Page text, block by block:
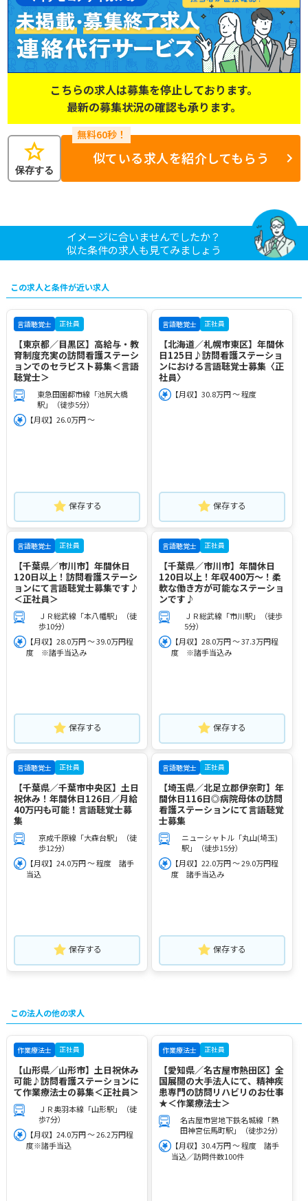
こちらの求人は募集を停止しております。
最新の募集状況の確認も承ります。
star
保存する
似ている求人を紹介してもらう
イメージに合いませんでしたか？
似た条件の求人も見てみましょう
この求人と条件が近い求人
言語聴覚士 正社員
【東京都／目黒区】高給与・教
育制度充実の訪問看護ステーシ
ョンでのセラピスト募集＜言語
聴覚士＞
東急田園都市線「池尻大橋
駅」（徒歩5分）
【月収】26.0万円 ～
保存する
言語聴覚士 正社員
【北海道／札幌市東区】年間休
日125日♪訪問看護ステーショ
ンにおける言語聴覚士募集〈正
社員〉
【月収】30.8万円 ～ 程度
保存する
言語聴覚士 正社員
【千葉県／市川市】年間休日
120日以上！訪問看護ステーシ
ョンにて言語聴覚士募集です♪
＜正社員＞
ＪＲ総武線「本八幡駅」（徒
歩10分）
【月収】28.0万円 ～ 39.0万円程
度 ※諸手当込み
保存する
言語聴覚士 正社員
【千葉県／市川市】年間休日
120日以上！年収400万～！柔
軟な働き方が可能なステーショ
ンです♪
ＪＲ総武線「市川駅」（徒歩
5分）
【月収】28.0万円 ～ 37.3万円程
度 ※諸手当込み
保存する
言語聴覚士 正社員
【千葉県／千葉市中央区】土日
祝休み！年間休日126日／月給
40万円も可能！言語聴覚士募
集
京成千原線「大森台駅」（徒
歩12分）
【月収】24.0万円 ～ 程度 諸手
当込
保存する
言語聴覚士 正社員
【埼玉県／北足立郡伊奈町】年
間休日116日◎病院母体の訪問
看護ステーションにて言語聴覚
士募集
ニューシャトル「丸山(埼玉)
駅」（徒歩15分）
【月収】22.0万円 ～ 29.0万円程
度 諸手当込み
保存する
この法人の他の求人
作業療法士 正社員
【山形県／山形市】土日祝休み
可能♪訪問看護ステーションに
て作業療法士の募集＜正社員＞
ＪＲ奥羽本線「山形駅」（徒
歩7分）
【月収】24.0万円 ～ 26.2万円程
度※諸手当込
作業療法士 正社員
【愛知県／名古屋市熱田区】全
国展開の大手法人にて、精神疾
患専門の訪問リハビリのお仕事
★＜作業療法士＞
名古屋市営地下鉄名城線「熱
田神宮伝馬町駅」（徒歩2分）
【月収】30.4万円 ～ 程度 諸手
当込／訪問件数100件